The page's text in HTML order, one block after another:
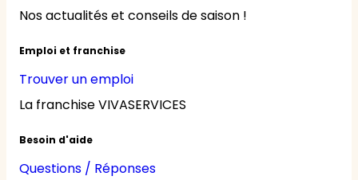
Nos actualités et conseils de saison !
Emploi et franchise
Trouver un emploi
La franchise VIVASERVICES
Besoin d'aide
Questions / Réponses